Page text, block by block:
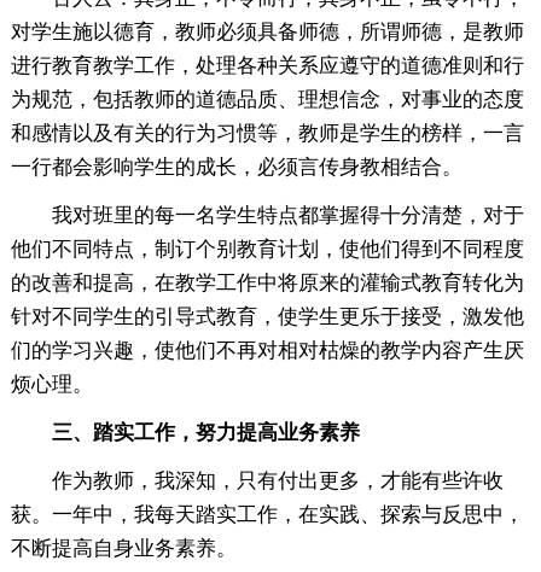
对学生施以德育，教师必须具备师德，所谓师德，是教师
进行教育教学工作，处理各种关系应遵守的道德准则和行
为规范，包括教师的道德品质、理想信念，对事业的态度
和感情以及有关的行为习惯等，教师是学生的榜样，一言
一行都会影响学生的成长，必须言传身教相结合。
我对班里的每一名学生特点都掌握得十分清楚，对于
他们不同特点，制订个别教育计划，使他们得到不同程度
的改善和提高，在教学工作中将原来的灌输式教育转化为
针对不同学生的引导式教育，使学生更乐于接受，激发他
们的学习兴趣，使他们不再对相对枯燥的教学内容产生厌
烦心理。
三、踏实工作，努力提高业务素养
作为教师，我深知，只有付出更多，才能有些许收
获。一年中，我每天踏实工作，在实践、探索与反思中，
不断提高自身业务素养。